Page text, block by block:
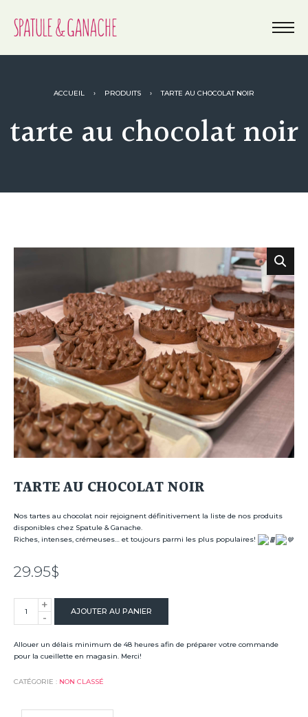
ACCUEIL › PRODUITS › TARTE AU CHOCOLAT NOIR
tarte au chocolat noir
TARTE AU CHOCOLAT NOIR
Nos tartes au chocolat noir rejoignent définitivement la liste de nos produits
disponibles chez Spatule & Ganache.
Riches, intenses, crémeuses… et toujours parmi les plus populaires!
29.95$
quantité
de
Tarte
au
chocolat
+
-
AJOUTER AU PANIER
Allouer un délais minimum de 48 heures afin de préparer votre commande
pour la cueillette en magasin. Merci!
CATÉGORIE : NON CLASSÉ